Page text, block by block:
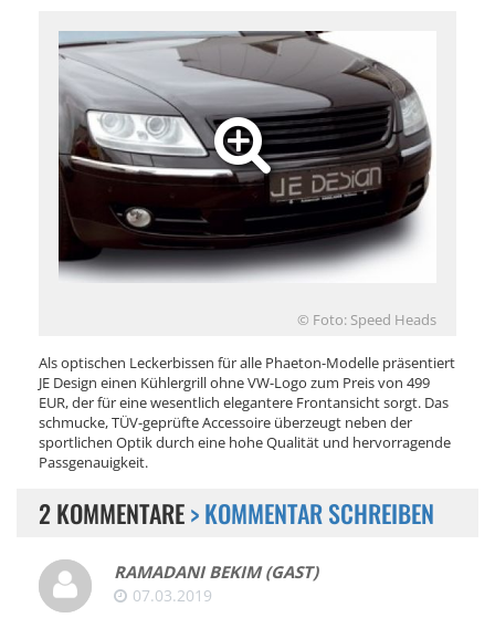
© Foto: Speed Heads
Als optischen Leckerbissen für alle Phaeton-Modelle präsentiert
JE Design einen Kühlergrill ohne VW-Logo zum Preis von 499
EUR, der für eine wesentlich elegantere Frontansicht sorgt. Das
schmucke, TÜV-geprüfte Accessoire überzeugt neben der
sportlichen Optik durch eine hohe Qualität und hervorragende
Passgenauigkeit.
2 KOMMENTARE> KOMMENTAR SCHREIBEN
RAMADANI BEKIM (GAST)
07.03.2019